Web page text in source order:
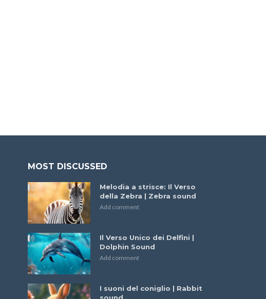
MOST DISCUSSED
Melodia a strisce: Il Verso
della Zebra | Zebra sound
Add comment
Il Verso Unico dei Delfini |
Dolphin Sound
Add comment
I suoni del coniglio | Rabbit